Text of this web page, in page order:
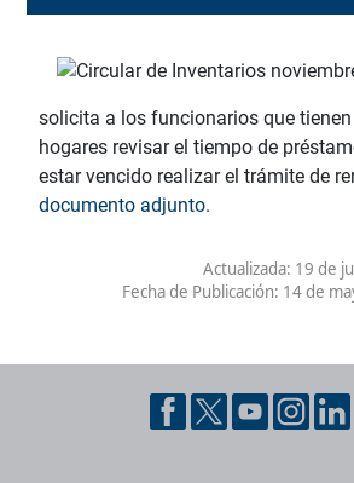
solicita a los funcionarios que
hogares revisar el tiempo de
estar vencido realizar el trámite de
documento adjunto.
Actualizada: 19 de
Fecha de Publicación: 14 de